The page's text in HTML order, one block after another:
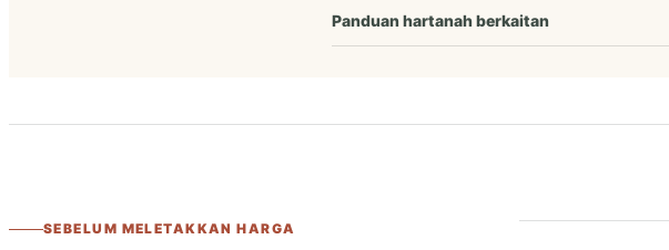
Panduan hartanah berkaitan
SEBELUM MELETAKKAN HARGA